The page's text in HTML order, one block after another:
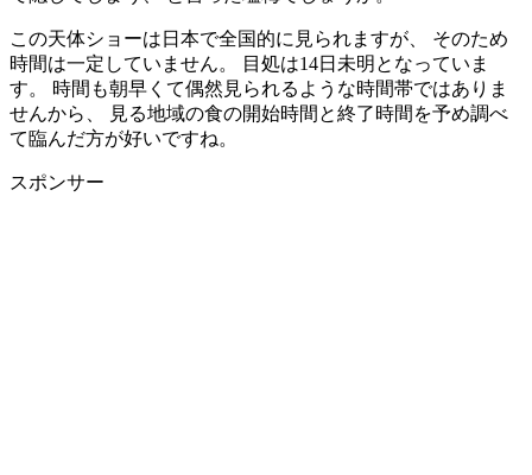
この天体ショーは日本で全国的に見られますが、 そのため
時間は一定していません。 目処は14日未明となっていま
す。 時間も朝早くて偶然見られるような時間帯ではありま
せんから、 見る地域の食の開始時間と終了時間を予め調べ
て臨んだ方が好いですね。
スポンサー